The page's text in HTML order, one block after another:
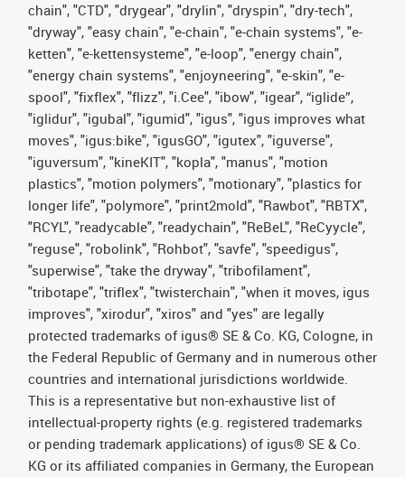
chain", "CTD", "drygear", "drylin", "dryspin", "dry-tech",
"dryway", "easy chain", "e-chain", "e-chain systems", "e-
ketten", "e-kettensysteme", "e-loop", "energy chain",
"energy chain systems", "enjoyneering", "e-skin", "e-
spool", "fixflex", "flizz", "i.Cee", "ibow", "igear", “iglide”,
"iglidur", "igubal", "igumid", "igus", "igus improves what
moves", "igus:bike", "igusGO", "igutex", "iguverse",
"iguversum", "kineKIT", "kopla", "manus", "motion
plastics", "motion polymers", "motionary", "plastics for
longer life", "polymore", "print2mold", "Rawbot", "RBTX",
"RCYL", "readycable", "readychain", "ReBeL", "ReCyycle",
"reguse", "robolink", "Rohbot", "savfe", "speedigus",
"superwise", "take the dryway", "tribofilament",
"tribotape", "triflex", "twisterchain", "when it moves, igus
improves", "xirodur", "xiros" and "yes" are legally
protected trademarks of igus® SE & Co. KG, Cologne, in
the Federal Republic of Germany and in numerous other
countries and international jurisdictions worldwide.
This is a representative but non-exhaustive list of
intellectual-property rights (e.g. registered trademarks
or pending trademark applications) of igus® SE & Co.
KG or its affiliated companies in Germany, the European